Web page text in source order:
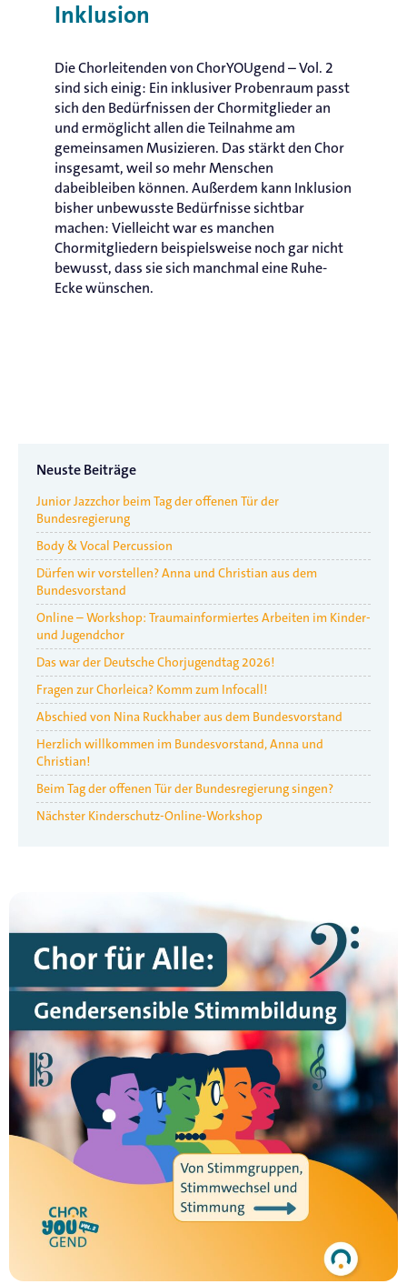
Inklusion
Die Chorleitenden von ChorYOUgend – Vol. 2
sind sich einig: Ein inklusiver Probenraum passt
sich den Bedürfnissen der Chormitglieder an
und ermöglicht allen die Teilnahme am
gemeinsamen Musizieren. Das stärkt den Chor
insgesamt, weil so mehr Menschen
dabeibleiben können. Außerdem kann Inklusion
bisher unbewusste Bedürfnisse sichtbar
machen: Vielleicht war es manchen
Chormitgliedern beispielsweise noch gar nicht
bewusst, dass sie sich manchmal eine Ruhe-
Ecke wünschen.
Neuste Beiträge
Junior Jazzchor beim Tag der offenen Tür der
Bundesregierung
Body & Vocal Percussion
Dürfen wir vorstellen? Anna und Christian aus dem
Bundesvorstand
Online – Workshop: Traumainformiertes Arbeiten im Kinder-
und Jugendchor
Das war der Deutsche Chorjugendtag 2026!
Fragen zur Chorleica? Komm zum Infocall!
Abschied von Nina Ruckhaber aus dem Bundesvorstand
Herzlich willkommen im Bundesvorstand, Anna und
Christian!
Beim Tag der offenen Tür der Bundesregierung singen?
Nächster Kinderschutz-Online-Workshop